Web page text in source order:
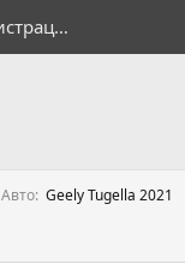
Регистрация
Авто Geely Tugella 2021